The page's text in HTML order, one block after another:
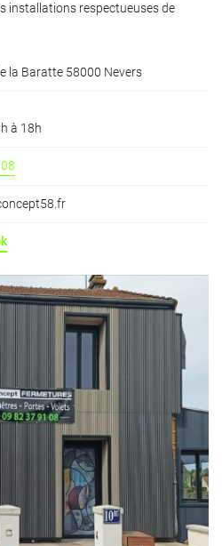
installations respectueuses de
la Baratte 58000 Nevers
à 18h